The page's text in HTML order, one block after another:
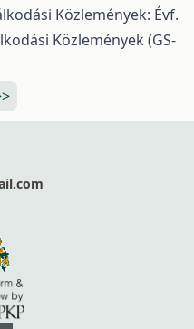
Közlemények: Évf.
Közlemények (GS-